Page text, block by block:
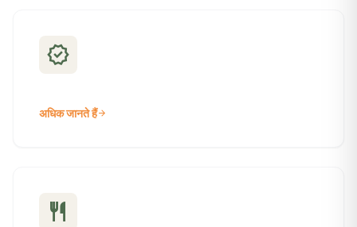
verified
अधिक जानते हैंarrow_forward
restaurant